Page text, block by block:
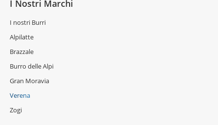
I Nostri Marchi
I nostri Burri
Alpilatte
Brazzale
Burro delle Alpi
Gran Moravia
Verena
Zogi